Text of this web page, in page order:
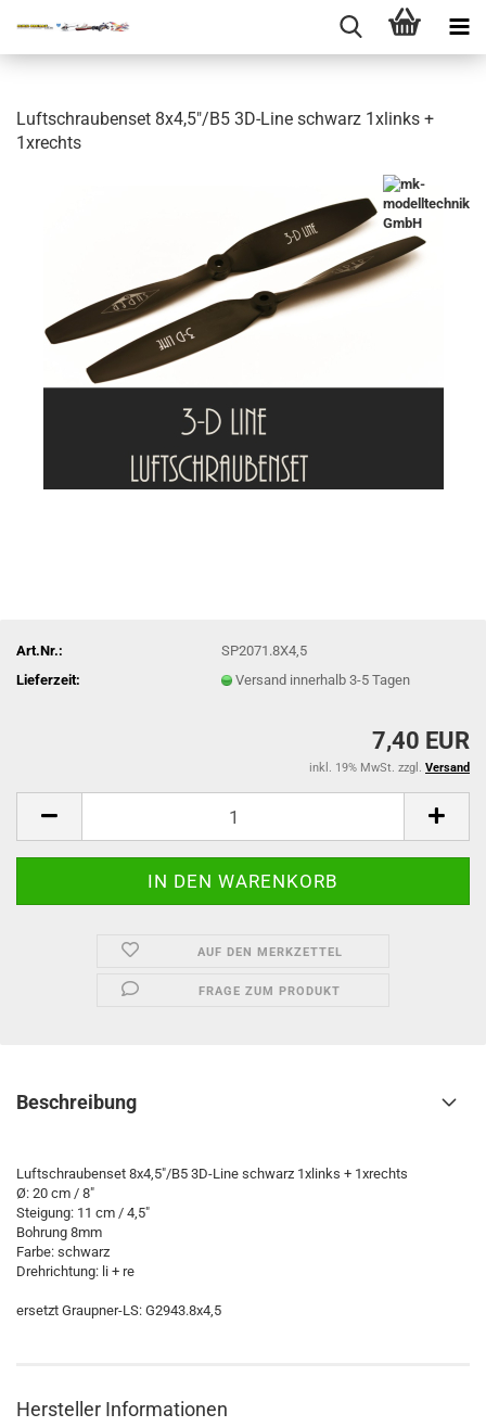
Luftschraubenset 8x4,5"/B5 3D-Line schwarz 1xlinks +
1xrechts
Art.Nr.:
SP2071.8X4,5
Lieferzeit:
Versand innerhalb 3-5 Tagen
7,40 EUR
inkl. 19% MwSt. zzgl. Versand
AUF DEN MERKZETTEL
FRAGE ZUM PRODUKT
Beschreibung
Luftschraubenset 8x4,5"/B5 3D-Line schwarz 1xlinks + 1xrechts
Ø: 20 cm / 8"
Steigung: 11 cm / 4,5"
Bohrung 8mm
Farbe: schwarz
Drehrichtung: li + re
ersetzt Graupner-LS: G2943.8x4,5
Hersteller Informationen